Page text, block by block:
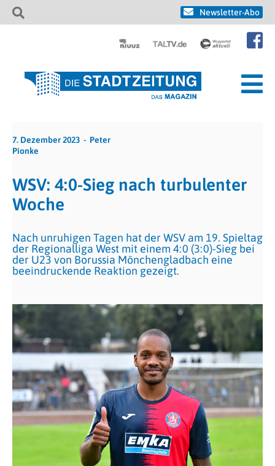
Newsletter-Abo
7. Dezember 2023
Peter
Pionke
WSV: 4:0-Sieg nach turbulenter
Woche
Nach unruhigen Tagen hat der WSV am 19. Spieltag
der Regionalliga West mit einem 4:0 (3:0)-Sieg bei
der U23 von Borussia Mönchengladbach eine
beeindruckende Reaktion gezeigt.